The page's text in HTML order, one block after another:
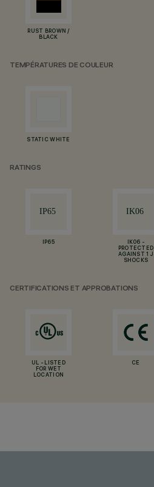
RUST BROWN /
BLACK
TEMPÉRATURES DE COULEUR
STATIC WHITE
RATINGS
IP65
IK06 -
PROTECTED
AGAINST 1 J
SHOCKS
CERTIFICATIONS ET APPROBATIONS
UL - LISTED
FOR WET
LOCATION
CE